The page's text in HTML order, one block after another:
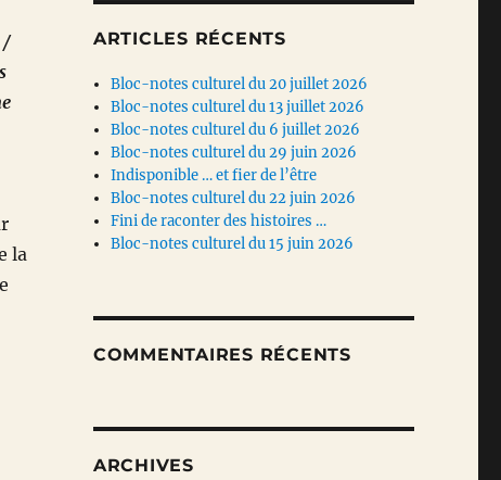
/
la
ARTICLES RÉCENTS
Bloc-notes culturel du 20 juillet 2026
Bloc-notes culturel du 13 juillet 2026
Bloc-notes culturel du 6 juillet 2026
Bloc-notes culturel du 29 juin 2026
Indisponible … et fier de l’être
Bloc-notes culturel du 22 juin 2026
Fini de raconter des histoires …
Bloc-notes culturel du 15 juin 2026
COMMENTAIRES RÉCENTS
ARCHIVES